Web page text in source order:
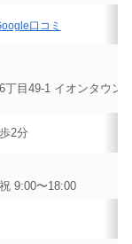
口コミ
目49-1 イオンタウン
2分
9:00〜18:00